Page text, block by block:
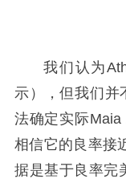
我们认为
示），但我们并
法确定实际
相信它的良率接
据是基于良率完